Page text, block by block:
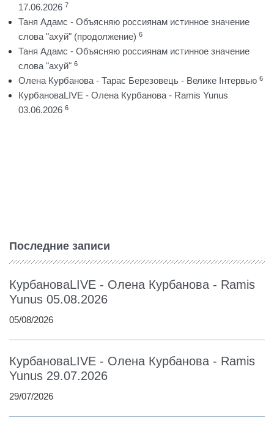
17.06.2026 7
Таня Адамс - Объясняю россиянам истинное значение
слова "ахуй" (продолжение) 6
Таня Адамс - Объясняю россиянам истинное значение
слова "ахуй" 6
Олена Курбанова - Тарас Березовець - Велике Інтервью 6
КурбановаLIVE - Олена Курбанова - Ramis Yunus
03.06.2026 6
Последние записи
КурбановаLIVE - Олена Курбанова - Ramis
Yunus 05.08.2026
05/08/2026
КурбановаLIVE - Олена Курбанова - Ramis
Yunus 29.07.2026
29/07/2026